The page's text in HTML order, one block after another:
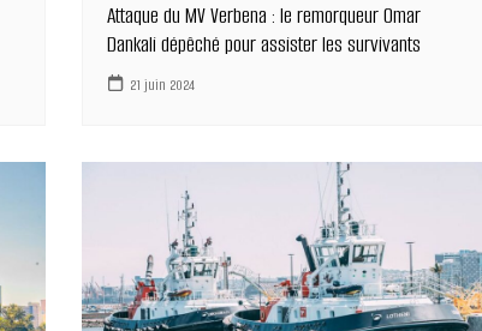
Attaque du MV Verbena : le remorqueur Omar
Dankali dépêché pour assister les survivants
21 juin 2024